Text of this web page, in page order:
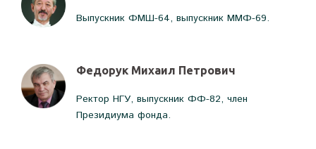
Выпускник ФМШ-64, выпускник ММФ-69.
Федорук Михаил Петрович
Ректор НГУ, выпускник ФФ-82, член
Президиума фонда.